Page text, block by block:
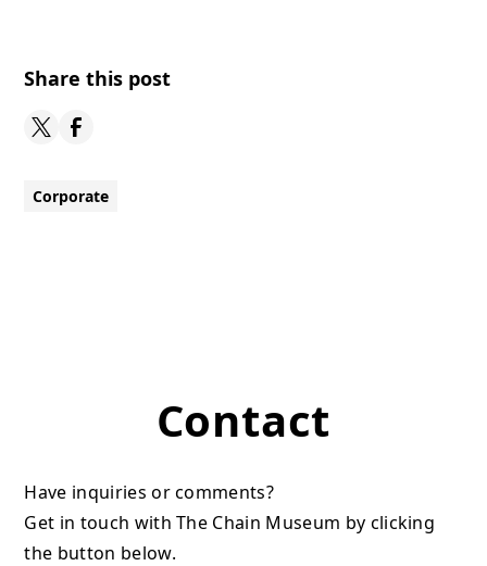
Share this post
Corporate
Contact
Have inquiries or comments?
Get in touch with The Chain Museum by clicking
the button below.